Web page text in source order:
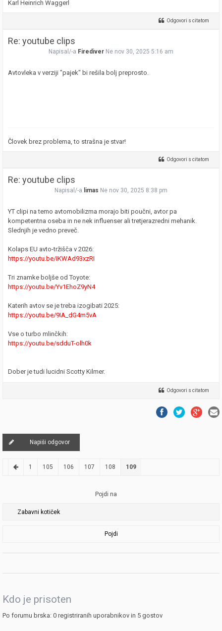
Karl Heinrich Waggerl
Odgovori s citatom
Re: youtube clips
Napisal/-a Firediver Ne nov 30, 2025 5:16 am
Avtovleka v verziji "pajek" bi rešila bolj preprosto.
Človek brez problema, to strašna je stvar!
Odgovori s citatom
Re: youtube clips
Napisal/-a limas Ne nov 30, 2025 8:38 pm
YT clipi na temo avtomobilizma morajo biti poučni, avtor pa
kompetentna oseba in ne nek influenser ali tretjerazredni mehanik.
Slednjih je vedno preveč.
Kolaps EU avto-tržišča v 2026:
https://youtu.be/iKWAd93xzRI
Tri znamke boljše od Toyote:
https://youtu.be/Yv1EhoZ9yN4
Katerih avtov se je treba izogibati 2025:
https://youtu.be/9IA_dG4m5vA
Vse o turbo mlinčkih:
https://youtu.be/sdduT-olh0k
Dober je tudi lucidni Scotty Kilmer.
Odgovori s citatom
Napiši odgovor
1 105 106 107 108 109
Pojdi na
Pojdi
Kdo je prisoten
Po forumu brska: 0 registriranih uporabnikov in 5 gostov